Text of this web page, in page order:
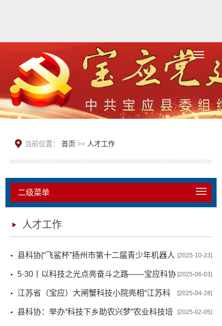
当前位置： 首页 >> 人才工作
二级菜单
人才工作
[2025-10-23]
县科协|“飞鲨杯”扬州市第十二届青少年机器人
大赛宝应分赛成功举办 [2025-06-03]
5·30丨以科技之光点亮奋斗之路——宝应科协
“全国科技工作者日”活动亮点纷呈 [2025-04-28]
江苏省（宝应）大闸蟹科技小院亮相“江苏科
技小院”初夏市集暨成果展示启动仪式 [2025-02-05]
县科协：举办“科技下乡助农兴梦”农业科技培